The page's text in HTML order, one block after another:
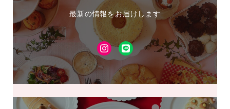
最新の情報をお届けします
Instagram
LINE
友
達
追